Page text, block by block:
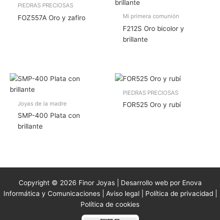
PIEDRAS PRECIOSAS
FOZ557A Oro y zafiro Mi primera comunión
F212S Oro bicolor y
brillante
Joyas de la madre
SMP-400 Plata con
brillante
PIEDRAS PRECIOSAS
FOR525 Oro y rubí
Copyright © 2026 Finor Joyas | Desarrollo web por Enova
Informática y Comunicaciones | Aviso legal| Política de privacidad|
Política de cookies